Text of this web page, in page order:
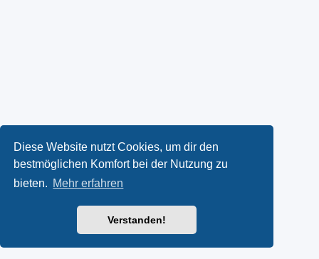
Diese Website nutzt Cookies, um dir den
bestmöglichen Komfort bei der Nutzung zu
bieten. Mehr erfahren
Verstanden!